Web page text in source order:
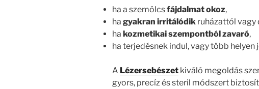
ha a szemölcsfájdalmat okoz,
ha gyakran irritálódik ruházattól vagy
ha kozmetikai szempontból zavaró,
ha terjedésnek indul, vagy több helyen
A Lézersebészet kiváló megoldás
gyors, precíz és steril módszert